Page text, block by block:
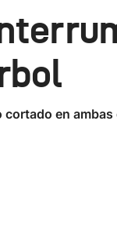
en